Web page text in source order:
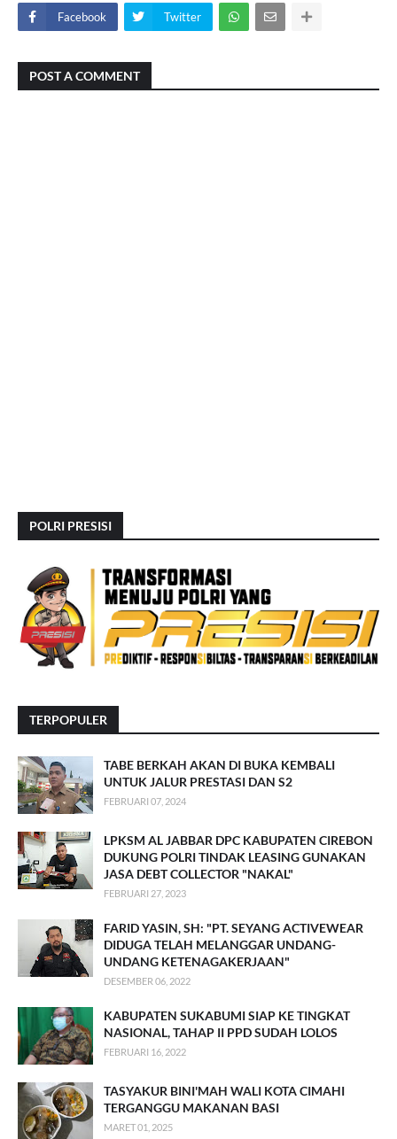
Facebook Twitter
POST A COMMENT
POLRI PRESISI
TERPOPULER
TABE BERKAH AKAN DI BUKA KEMBALI
UNTUK JALUR PRESTASI DAN S2
FEBRUARI 07, 2024
LPKSM AL JABBAR DPC KABUPATEN CIREBON
DUKUNG POLRI TINDAK LEASING GUNAKAN
JASA DEBT COLLECTOR "NAKAL"
FEBRUARI 27, 2023
FARID YASIN, SH: "PT. SEYANG ACTIVEWEAR
DIDUGA TELAH MELANGGAR UNDANG-
UNDANG KETENAGAKERJAAN"
DESEMBER 06, 2022
KABUPATEN SUKABUMI SIAP KE TINGKAT
NASIONAL, TAHAP II PPD SUDAH LOLOS
FEBRUARI 16, 2022
TASYAKUR BINI'MAH WALI KOTA CIMAHI
TERGANGGU MAKANAN BASI
MARET 01, 2025